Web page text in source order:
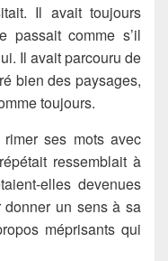
Il avait toujours
passait comme s’il
Il avait parcouru de
bien des paysages,
toujours.
ses mots avec
ressemblait à
elles devenues
un sens à sa
méprisants qui